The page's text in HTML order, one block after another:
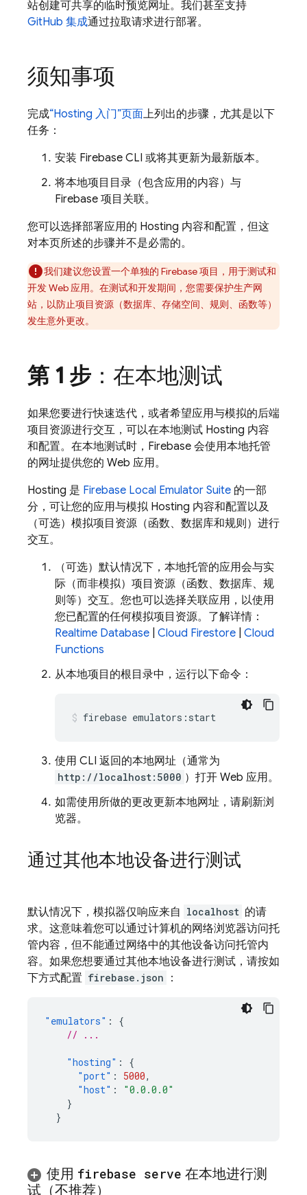
站创建可共享的临时预览网址。我们甚至支持
GitHub 集成通过拉取请求进行部署。
须知事项
完成“Hosting 入门”页面上列出的步骤，尤其是以下
任务：
安装 Firebase CLI 或将其更新为最新版本。
将本地项目目录（包含应用的内容）与
Firebase 项目关联。
您可以选择部署应用的 Hosting 内容和配置，但这
对本页所述的步骤并不是必需的。
我们建议您设置一个单独的 Firebase 项目，用于测试和
开发 Web 应用。在测试和开发期间，您需要保护生产网
站，以防止项目资源（数据库、存储空间、规则、函数等）
发生意外更改。
第 1 步 ：在本地测试
如果您要进行快速迭代，或者希望应用与模拟的后端
项目资源进行交互，可以在本地测试 Hosting 内容
和配置。在本地测试时，Firebase 会使用本地托管
的网址提供您的 Web 应用。
Hosting 是 Firebase Local Emulator Suite 的一部
分，可让您的应用与模拟 Hosting 内容和配置以及
（可选）模拟项目资源（函数、数据库和规则）进行
交互。
（可选）默认情况下，本地托管的应用会与实
际（而非模拟）项目资源（函数、数据库、规
则等）交互。您也可以选择关联应用，以使用
您已配置的任何模拟项目资源。了解详情：
Realtime Database Cloud Firestore Cloud
Functions
从本地项目的根目录中，运行以下命令：
firebase emulators:start
使用 CLI 返回的本地网址（通常为
http://localhost:5000 ）打开 Web 应用。
如需使用所做的更改更新本地网址，请刷新浏
览器。
通过其他本地设备进行测试
默认情况下，模拟器仅响应来自 localhost 的请
求。这意味着您可以通过计算机的网络浏览器访问托
管内容，但不能通过网络中的其他设备访问托管内
容。如果您想要通过其他本地设备进行测试，请按如
下方式配置 firebase.json ：
"emulators" :
{
// ...
"hosting" :
{
"port" : 5000,
"host" :
"0.0.0.0"
}
}
使用 firebase serve 在本地进行测
试（不推荐）